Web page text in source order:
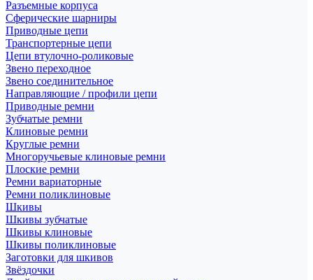
Разъемные корпуса
Сферические шарниры
Приводные цепи
Транспортерные цепи
Цепи втулочно-роликовые
Звено переходное
Звено соединительное
Направляющие / профили цепи
Приводные ремни
Зубчатые ремни
Клиновые ремни
Круглые ремни
Многоручьевые клиновые ремни
Плоские ремни
Ремни вариаторные
Ремни поликлиновые
Шкивы
Шкивы зубчатые
Шкивы клиновые
Шкивы поликлиновые
Заготовки для шкивов
Звёздочки